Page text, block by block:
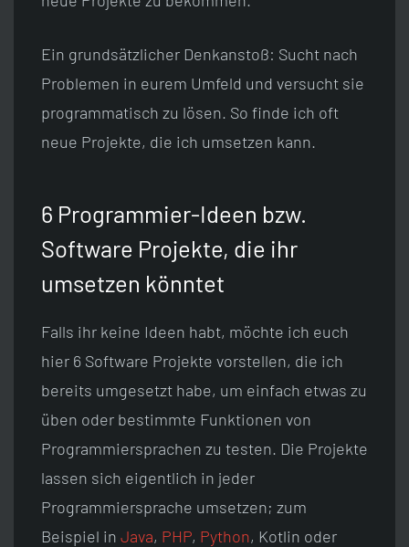
Ein grundsätzlicher Denkanstoß: Sucht nach
Problemen in eurem Umfeld und versucht sie
programmatisch zu lösen. So finde ich oft
neue Projekte, die ich umsetzen kann.
6 Programmier-Ideen bzw.
Software Projekte, die ihr
umsetzen könntet
Falls ihr keine Ideen habt, möchte ich euch
hier 6 Software Projekte vorstellen, die ich
bereits umgesetzt habe, um einfach etwas zu
üben oder bestimmte Funktionen von
Programmiersprachen zu testen. Die Projekte
lassen sich eigentlich in jeder
Programmiersprache umsetzen; zum
Beispiel in Java, PHP, Python, Kotlin oder